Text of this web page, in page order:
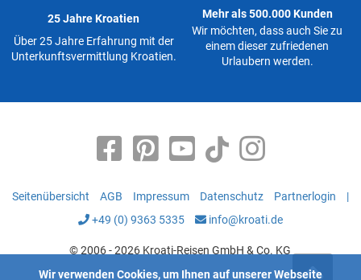
25 Jahre Kroatien
Über 25 Jahre Erfahrung mit der
Unterkunftsvermittlung Kroatien.
Mehr als 500.000 Kunden
Wir möchten, dass auch Sie zu
einem dieser zufriedenen
Urlaubern werden.
Seitenübersicht AGB Impressum Datenschutz Partnerlogin
|
+49 (0) 9363 5335
info@kroati.de
© 2006 - 2026 Kroati-Reisen GmbH & Co. KG
Wir verwenden Cookies, um Ihnen auf unserer Webseite